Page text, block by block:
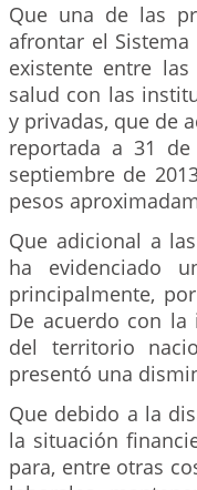
Que una de las
afrontar el
existente entre
salud con las
y privadas, que de
reportada a 31
septiembre de
pesos
Que adicional a
ha evidenciado
principalmente,
De acuerdo con
del territorio
presentó una
Que debido a la
la situación
para, entre otras